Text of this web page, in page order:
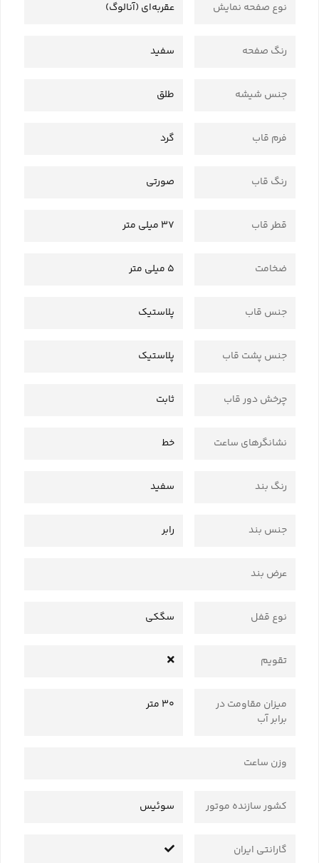
نوع صفحه نمایش عقربه‌ای (آنالوگ)
رنگ صفحه سفید
جنس شیشه طلق
فرم قاب گرد
رنگ قاب صورتی
قطر قاب 37 میلی متر
ضخامت 5 میلی متر
جنس قاب پلاستیک
جنس پشت قاب پلاستیک
چرخش دور قاب ثابت
نشانگرهای ساعت خط
رنگ بند سفید
جنس بند رابر
عرض بند
نوع قفل سگکی
تقویم
میزان مقاومت در
برابر آب
30 متر
وزن ساعت
کشور سازنده موتور سوئیس
گارانتی ایران